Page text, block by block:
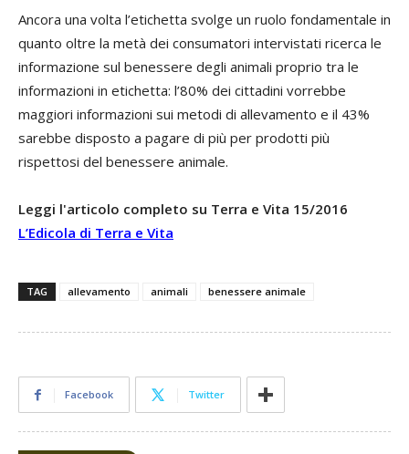
Ancora una volta l’etichetta svolge un ruolo fondamentale in
quanto oltre la metà dei consumatori intervistati ricerca le
informazione sul benessere degli animali proprio tra le
informazioni in etichetta: l’80% dei cittadini vorrebbe
maggiori informazioni sui metodi di allevamento e il 43%
sarebbe disposto a pagare di più per prodotti più
rispettosi del benessere animale.
Leggi l'articolo completo su Terra e Vita 15/2016
L’Edicola di Terra e Vita
TAG allevamento animali benessere animale
Facebook Twitter